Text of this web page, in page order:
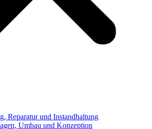
Reparatur und Instandhaltung
Umbau und Konzeption